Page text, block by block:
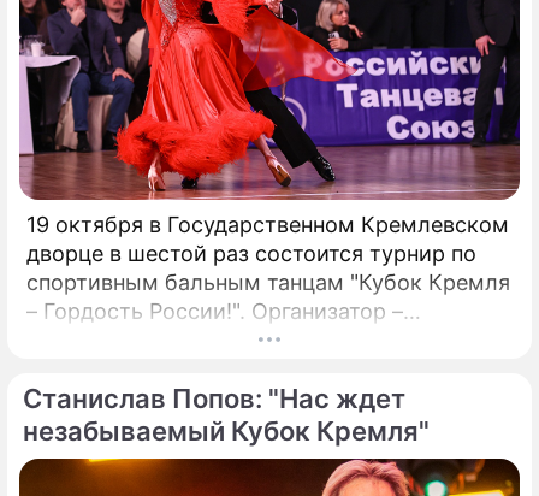
возможность внедрения Биткойна.
19 октября в Государственном Кремлевском
дворце в шестой раз состоится турнир по
спортивным бальным танцам "Кубок Кремля
– Гордость России!". Организатор –
президент Российского танцевального
народный артист России Станислав Попов.
Станислав Попов: "Нас ждет
незабываемый Кубок Кремля"